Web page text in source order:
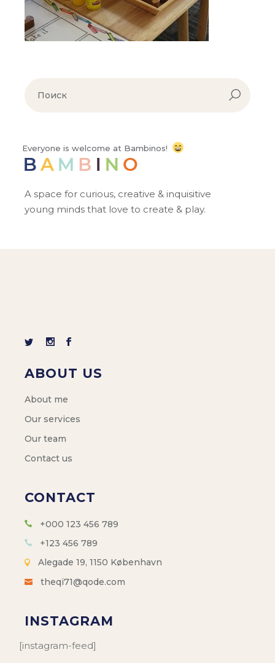
Everyone is welcome at Bambinos!
A space for curious, creative & inquisitive
young minds that love to create & play.
ABOUT US
About me
Our services
Our team
Contact us
CONTACT
+000 123 456 789
+123 456 789
Alegade 19, 1150 København
theqi71@qode.com
INSTAGRAM
[instagram-feed]